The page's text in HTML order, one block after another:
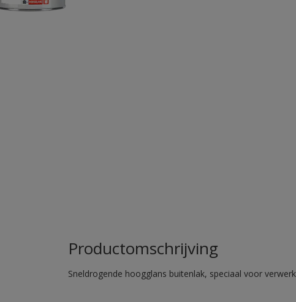
Productomschrijving
Sneldrogende hoogglans buitenlak, speciaal voor